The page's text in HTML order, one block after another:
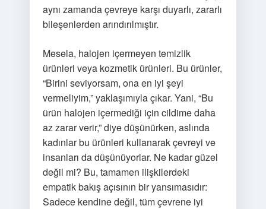
aynı zamanda çevreye karşı duyarlı, zararlı
bileşenlerden arındırılmıştır.
Mesela, halojen içermeyen temizlik
ürünleri veya kozmetik ürünleri. Bu ürünler,
“Birini seviyorsam, ona en iyi şeyi
vermeliyim,” yaklaşımıyla çıkar. Yani, “Bu
ürün halojen içermediği için cildime daha
az zarar verir,” diye düşünürken, aslında
kadınlar bu ürünleri kullanarak çevreyi ve
insanları da düşünüyorlar. Ne kadar güzel
değil mi? Bu, tamamen ilişkilerdeki
empatik bakış açısının bir yansımasıdır:
Sadece kendine değil, tüm çevrene iyi